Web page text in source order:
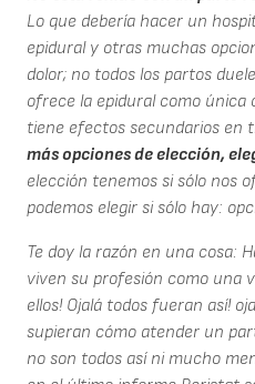
Lo que debería hacer un
epidural y otras muchas
dolor; no todos los partos
ofrece la epidural como única
tiene efectos secundarios en
más opciones de elección,
elección tenemos si sólo nos
podemos elegir si sólo hay:
Te doy la razón en una cosa:
viven su profesión como una
ellos! Ojalá todos fueran así!
supieran cómo atender un
no son todos así ni mucho